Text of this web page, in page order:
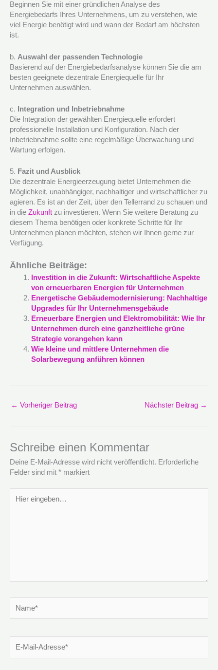
Beginnen Sie mit einer gründlichen Analyse des
Energiebedarfs Ihres Unternehmens, um zu verstehen, wie
viel Energie benötigt wird und wann der Bedarf am höchsten
ist.
b. Auswahl der passenden Technologie
Basierend auf der Energiebedarfsanalyse können Sie die am
besten geeignete dezentrale Energiequelle für Ihr
Unternehmen auswählen.
c.
Integration und Inbetriebnahme
Die Integration der gewählten Energiequelle erfordert
professionelle Installation und Konfiguration. Nach der
Inbetriebnahme sollte eine regelmäßige Überwachung und
Wartung erfolgen.
5. Fazit und Ausblick
Die dezentrale Energieerzeugung bietet Unternehmen die
Möglichkeit, unabhängiger, nachhaltiger und wirtschaftlicher zu
agieren. Es ist an der Zeit, über den Tellerrand zu schauen und
in die Zukunft zu investieren. Wenn Sie weitere Beratung zu
diesem Thema benötigen oder konkrete Schritte für Ihr
Unternehmen planen möchten, stehen wir Ihnen gerne zur
Verfügung.
Ähnliche Beiträge:
Investition in die Zukunft: Wirtschaftliche Aspekte
von erneuerbaren Energien für Unternehmen
Energetische Gebäudemodernisierung: Nachhaltige
Upgrades für Ihr Unternehmensgebäude
Erneuerbare Energien und Elektromobilität: Wie Ihr
Unternehmen durch eine ganzheitliche grüne
Strategie vorangehen kann
Wie kleine und mittlere Unternehmen die
Solarbewegung anführen können
← Vorheriger Beitrag Nächster Beitrag →
Schreibe einen Kommentar
Deine E-Mail-Adresse wird nicht veröffentlicht. Erforderliche
Felder sind mit * markiert
eingeben…
Mail-